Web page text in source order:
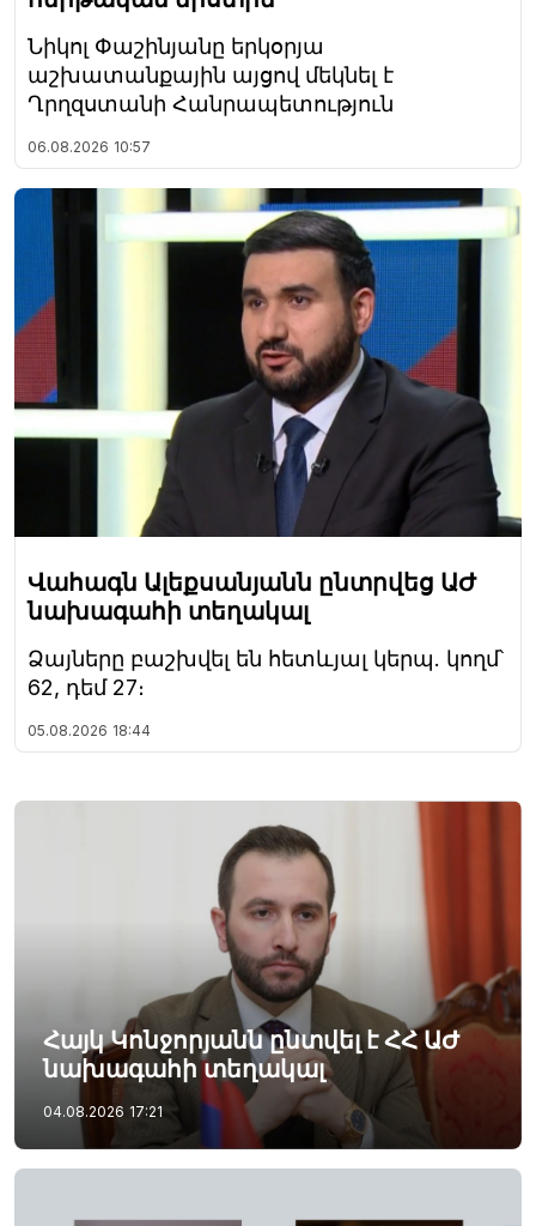
Նիկոլ Փաշինյանը երկօրյա
աշխատանքային այցով մեկնել է
Ղրղզստանի Հանրապետություն
06.08.2026 10:57
Վահագն Ալեքսանյանն ընտրվեց ԱԺ
նախագահի տեղակալ
Ձայները բաշխվել են հետևյալ կերպ. կողմ՝
62, դեմ 27։
05.08.2026 18:44
Հայկ Կոնջորյանն ընտվել է ՀՀ ԱԺ
նախագահի տեղակալ
04.08.2026 17:21